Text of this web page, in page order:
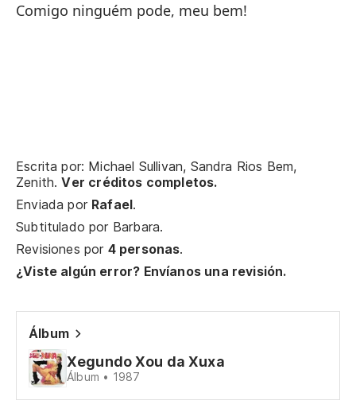
Comigo ninguém pode, meu bem!
Escrita por: Michael Sullivan, Sandra Rios Bem,
Zenith.Ver créditos completos.
Enviada por Rafael.
Subtitulado por Barbara.
Revisiones por 4 personas.
¿Viste algún error? Envíanos una revisión.
Álbum
Xegundo Xou da Xuxa
Álbum • 1987